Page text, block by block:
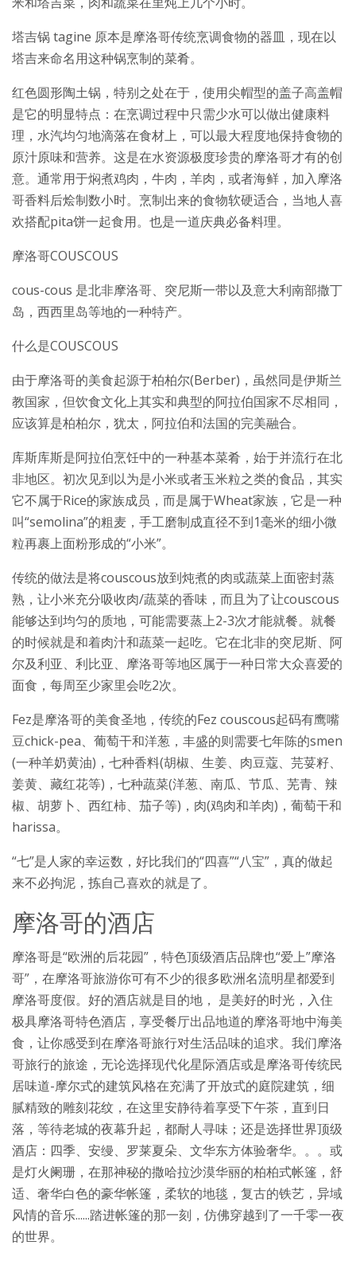
塔吉锅 tagine 原本是摩洛哥传统烹调食物的器皿，现在以
塔吉来命名用这种锅烹制的菜肴。
红色圆形陶土锅，特别之处在于，使用尖帽型的盖子高盖帽
是它的明显特点：在烹调过程中只需少水可以做出健康料
理，水汽均匀地滴落在食材上，可以最大程度地保持食物的
原汁原味和营养。这是在水资源极度珍贵的摩洛哥才有的创
意。通常用于焖煮鸡肉，牛肉，羊肉，或者海鲜，加入摩洛
哥香料后烩制数小时。烹制出来的食物软硬适合，当地人喜
欢搭配pita饼一起食用。也是一道庆典必备料理。
摩洛哥COUSCOUS
cous-cous 是北非摩洛哥、突尼斯一带以及意大利南部撒丁
岛，西西里岛等地的一种特产。
什么是COUSCOUS
由于摩洛哥的美食起源于柏柏尔(Berber)，虽然同是伊斯兰
教国家，但饮食文化上其实和典型的阿拉伯国家不尽相同，
应该算是柏柏尔，犹太，阿拉伯和法国的完美融合。
库斯库斯是阿拉伯烹饪中的一种基本菜肴，始于并流行在北
非地区。初次见到以为是小米或者玉米粒之类的食品，其实
它不属于Rice的家族成员，而是属于Wheat家族，它是一种
叫“semolina”的粗麦，手工磨制成直径不到1毫米的细小微
粒再裹上面粉形成的“小米”。
传统的做法是将couscous放到炖煮的肉或蔬菜上面密封蒸
熟，让小米充分吸收肉/蔬菜的香味，而且为了让couscous
能够达到均匀的质地，可能需要蒸上2-3次才能就餐。就餐
的时候就是和着肉汁和蔬菜一起吃。它在北非的突尼斯、阿
尔及利亚、利比亚、摩洛哥等地区属于一种日常大众喜爱的
面食，每周至少家里会吃2次。
Fez是摩洛哥的美食圣地，传统的Fez couscous起码有鹰嘴
豆chick-pea、葡萄干和洋葱，丰盛的则需要七年陈的smen
(一种羊奶黄油)，七种香料(胡椒、生姜、肉豆蔻、芫荽籽、
姜黄、藏红花等)，七种蔬菜(洋葱、南瓜、节瓜、芜青、辣
椒、胡萝卜、西红柿、茄子等)，肉(鸡肉和羊肉)，葡萄干和
harissa。
“七”是人家的幸运数，好比我们的“四喜”“八宝”，真的做起
来不必拘泥，拣自己喜欢的就是了。
摩洛哥的酒店
摩洛哥是“欧洲的后花园”，特色顶级酒店品牌也“爱上”摩洛
哥”，在摩洛哥旅游你可有不少的很多欧洲名流明星都爱到
摩洛哥度假。好的酒店就是目的地， 是美好的时光，入住
极具摩洛哥特色酒店，享受餐厅出品地道的摩洛哥地中海美
食，让你感受到在摩洛哥旅行对生活品味的追求。我们摩洛
哥旅行的旅途，无论选择现代化星际酒店或是摩洛哥传统民
居味道-摩尔式的建筑风格在充满了开放式的庭院建筑，细
腻精致的雕刻花纹，在这里安静待着享受下午茶，直到日
落，等待老城的夜幕升起，都耐人寻味；还是选择世界顶级
酒店：四季、安缦、罗莱夏朵、文华东方体验奢华。。。或
是灯火阑珊，在那神秘的撒哈拉沙漠华丽的柏柏式帐篷，舒
适、奢华白色的豪华帐篷，柔软的地毯，复古的铁艺，异域
风情的音乐......踏进帐篷的那一刻，仿佛穿越到了一千零一夜
的世界。